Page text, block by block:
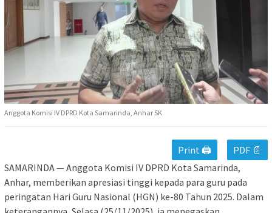
Anggota Komisi IV DPRD Kota Samarinda, Anhar SK
Print 🖨
PDF 📄
SAMARINDA — Anggota Komisi IV DPRD Kota Samarinda,
Anhar, memberikan apresiasi tinggi kepada para guru pada
peringatan Hari Guru Nasional (HGN) ke-80 Tahun 2025. Dalam